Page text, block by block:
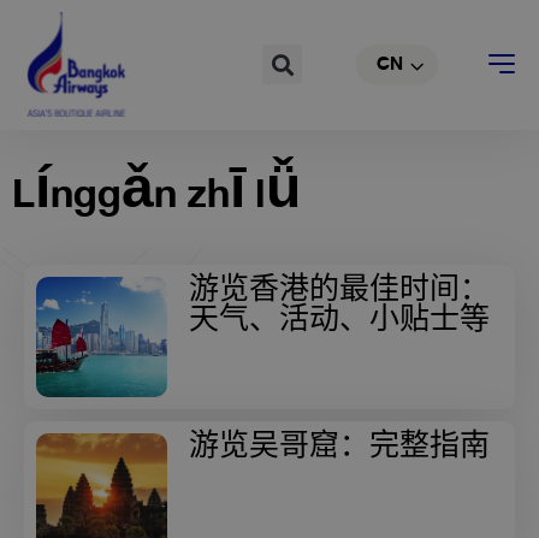
内
容
Search CN
TH
Línggǎn zhī lǚ
游览香港的最佳时间：
天气、活动、小贴士等
游览吴哥窟：完整指南